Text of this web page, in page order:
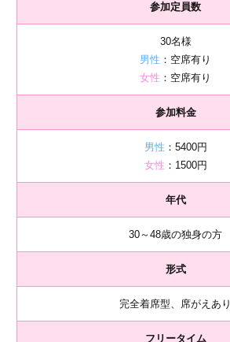
参加定員数
30名様
男性 ：空席有り
女性 ：空席有り
参加料金
男性 ：5400円
女性 ：1500円
年代
30～48歳の独身の方
形式
完全着席型、席がえあり
フリータイム